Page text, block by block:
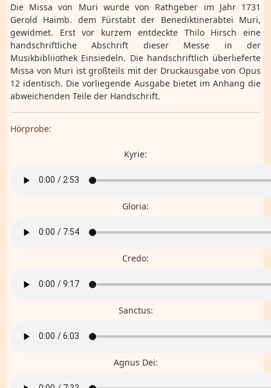
Die Missa von Muri wurde von Rathgeber im Jahr 1731
Gerold Haimb. dem Fürstabt der Benediktinerabtei Muri,
gewidmet. Erst vor kurzem entdeckte Thilo Hirsch eine
handschriftliche Abschrift dieser Messe in der
Musikbibliiothek Einsiedeln. Die handschriftlich überlieferte
Missa von Muri ist großteils mit der Druckausgabe von Opus
12 identisch. Die vorliegende Ausgabe bietet im Anhang die
abweichenden Teile der Handschrift.
Hörprobe:
Kyrie:
Gloria:
Credo:
Sanctus:
Agnus Dei: